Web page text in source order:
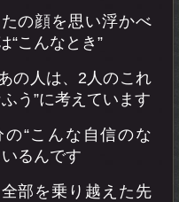
の顔を思い浮かべ
“こんなとき”
の人は、2人のこれ
う”に考えています
“こんな自信のな
るんです
部を乗り越えた先